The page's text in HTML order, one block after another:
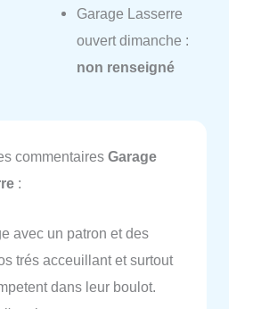
Garage Lasserre
ouvert dimanche :
non renseigné
commentaires Garage
:
avec un patron et des
trés acceuillant et surtout
dans leur boulot.